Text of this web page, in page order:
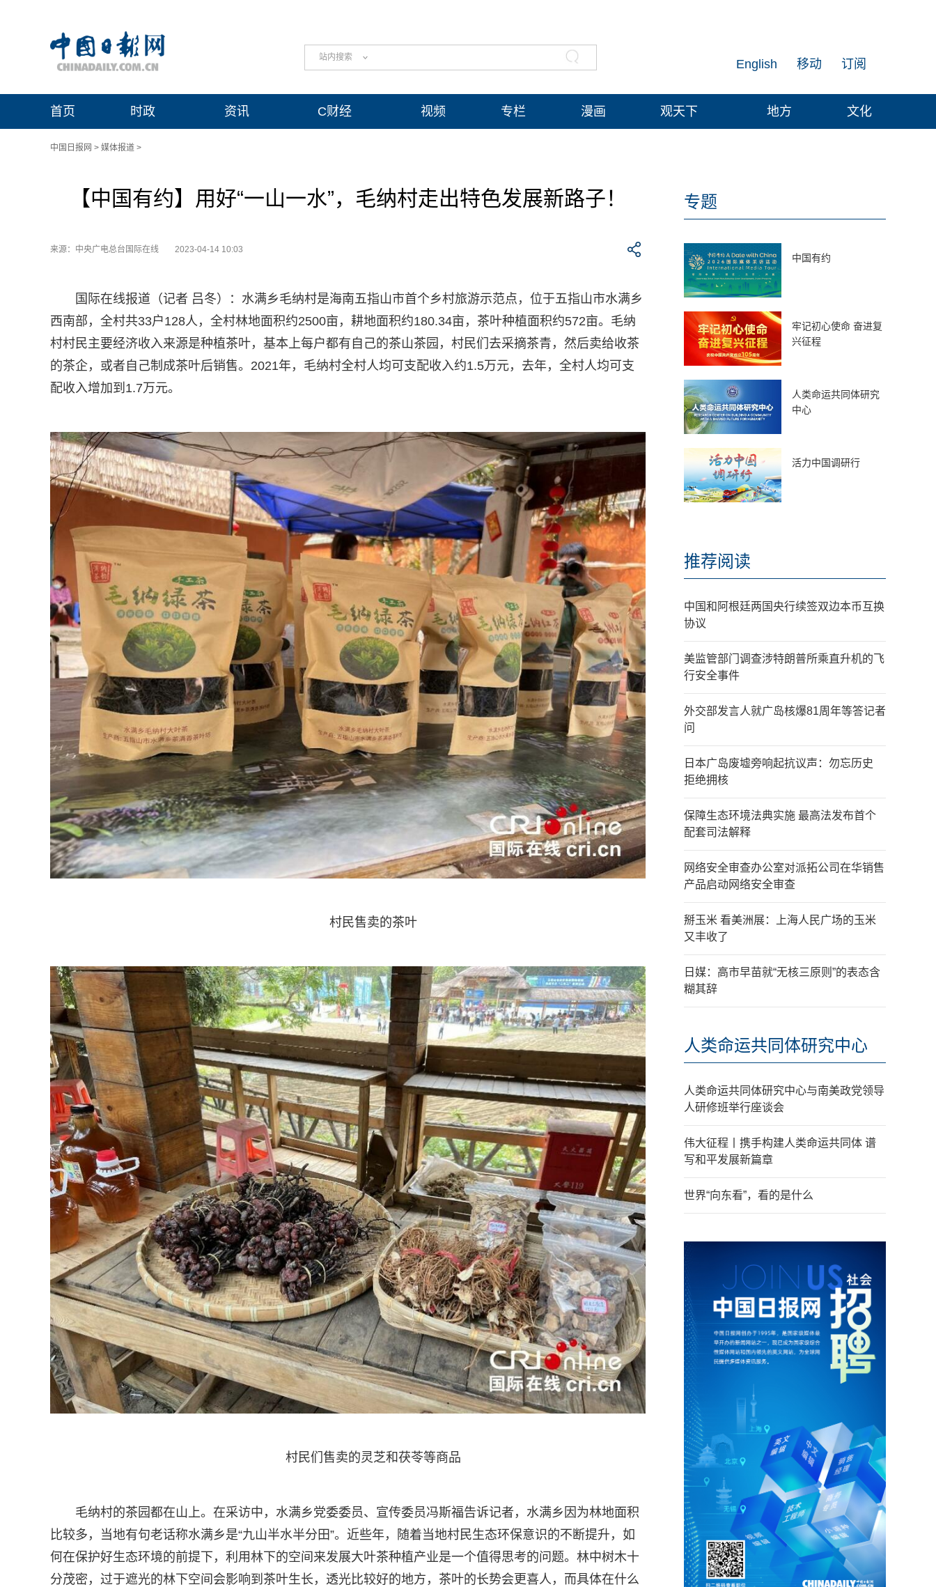
站内搜索 订阅
移动
English
首页 时政 资讯 C财经 视频 专栏 漫画 观天下 地方 文化
中国日报网 > 媒体报道 >
【中国有约】用好“一山一水”，毛纳村走出特色发展新路子！
来源：中央广电总台国际在线 2023-04-14 10:03
国际在线报道（记者 吕冬）：水满乡毛纳村是海南五指山市首个乡村旅游示范点，位于五指山市水满乡
西南部，全村共33户128人，全村林地面积约2500亩，耕地面积约180.34亩，茶叶种植面积约572亩。毛纳
村村民主要经济收入来源是种植茶叶，基本上每户都有自己的茶山茶园，村民们去采摘茶青，然后卖给收茶
的茶企，或者自己制成茶叶后销售。2021年，毛纳村全村人均可支配收入约1.5万元，去年，全村人均可支
配收入增加到1.7万元。
村民售卖的茶叶
村民们售卖的灵芝和茯苓等商品
毛纳村的茶园都在山上。在采访中，水满乡党委委员、宣传委员冯斯福告诉记者，水满乡因为林地面积
比较多，当地有句老话称水满乡是“九山半水半分田”。近些年，随着当地村民生态环保意识的不断提升，如
何在保护好生态环境的前提下，利用林下的空间来发展大叶茶种植产业是一个值得思考的问题。林中树木十
分茂密，过于遮光的林下空间会影响到茶叶生长，透光比较好的地方，茶叶的长势会更喜人，而具体在什么
专题
中国有约
牢记初心使命 奋进复
兴征程
人类命运共同体研究
中心
活力中国调研行
推荐阅读
中国和阿根廷两国央行续签双边本币互换
协议
美监管部门调查涉特朗普所乘直升机的飞
行安全事件
外交部发言人就广岛核爆81周年等答记者
问
日本广岛废墟旁响起抗议声：勿忘历史
拒绝拥核
保障生态环境法典实施 最高法发布首个
配套司法解释
网络安全审查办公室对派拓公司在华销售
产品启动网络安全审查
掰玉米 看美洲展：上海人民广场的玉米
又丰收了
日媒：高市早苗就“无核三原则”的表态含
糊其辞
人类命运共同体研究中心
人类命运共同体研究中心与南美政党领导
人研修班举行座谈会
伟大征程丨携手构建人类命运共同体 谱
写和平发展新篇章
世界“向东看”，看的是什么